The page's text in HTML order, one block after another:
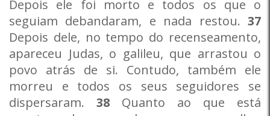
Depois ele foi morto e todos os que o
seguiam debandaram, e nada restou. 37
Depois dele, no tempo do recenseamento,
apareceu Judas, o galileu, que arrastou o
povo atrás de si. Contudo, também ele
morreu e todos os seus seguidores se
dispersaram. 38 Quanto ao que está